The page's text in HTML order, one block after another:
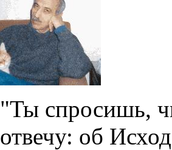
"Ты спросишь,
отвечу: об